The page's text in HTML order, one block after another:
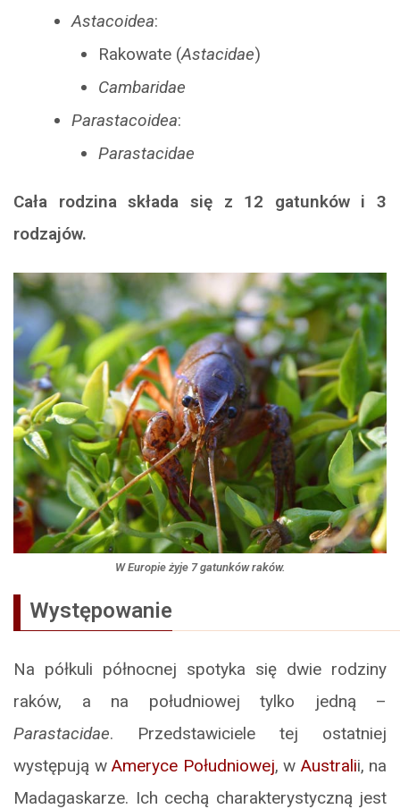
Astacoidea:
Rakowate (Astacidae)
Cambaridae
Parastacoidea:
Parastacidae
Cała rodzina składa się z 12 gatunków i 3
rodzajów.
W Europie żyje 7 gatunków raków.
Występowanie
Na półkuli północnej spotyka się dwie rodziny
raków, a na południowej tylko jedną –
Parastacidae. Przedstawiciele tej ostatniej
występują w Ameryce Południowej, w Australii, na
Madagaskarze. Ich cechą charakterystyczną jest